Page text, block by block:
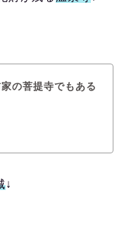
の菩提寺でもある
↓